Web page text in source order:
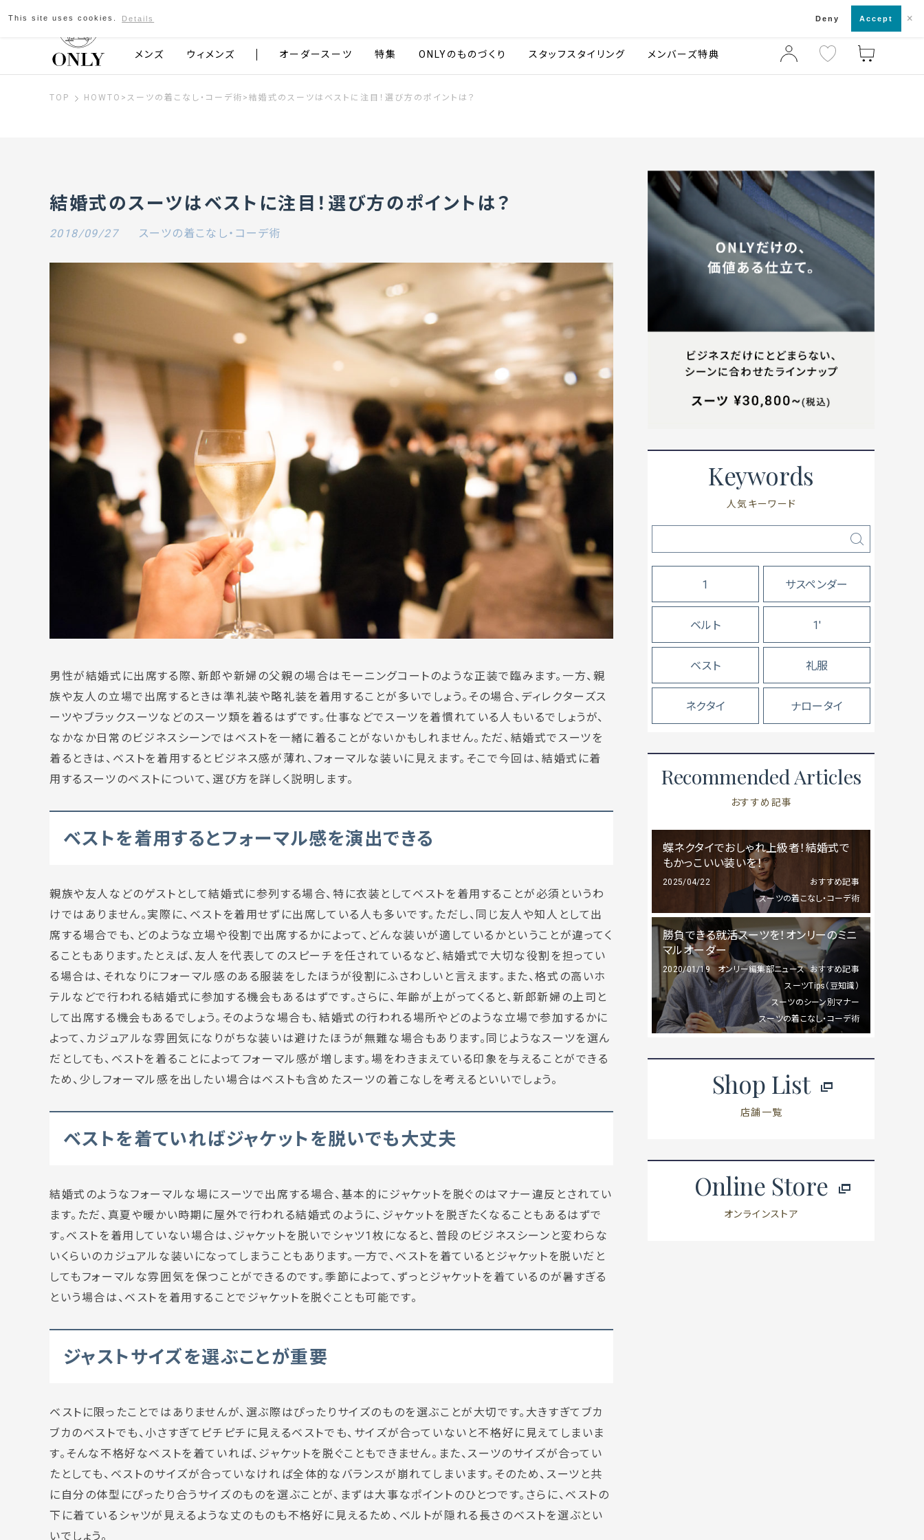
京都発のスーツブランド ONLY 店舗一覧・来店予約
メンズ ウィメンズ オーダースーツ 特集 ONLYのものづくり スタッフスタイリング メンバーズ特典
TOP HOWTO > スーツの着こなし・コーデ術 > 結婚式のスーツはベストに注目！選び方のポイントは？
結婚式のスーツはベストに注目！選び方のポイントは？
2018/09/27 スーツの着こなし・コーデ術
男性が結婚式に出席する際、新郎や新婦の父親の場合はモーニングコートのような正装で臨みます。一方、親
族や友人の立場で出席するときは準礼装や略礼装を着用することが多いでしょう。その場合、ディレクターズス
ーツやブラックスーツなどのスーツ類を着るはずです。仕事などでスーツを着慣れている人もいるでしょうが、
なかなか日常のビジネスシーンではベストを一緒に着ることがないかもしれません。ただ、結婚式でスーツを
着るときは、ベストを着用するとビジネス感が薄れ、フォーマルな装いに見えます。そこで今回は、結婚式に着
用するスーツのベストについて、選び方を詳しく説明します。
ベストを着用するとフォーマル感を演出できる
親族や友人などのゲストとして結婚式に参列する場合、特に衣装としてベストを着用することが必須というわ
けではありません。実際に、ベストを着用せずに出席している人も多いです。ただし、同じ友人や知人として出
席する場合でも、どのような立場や役割で出席するかによって、どんな装いが適しているかということが違ってく
ることもあります。たとえば、友人を代表してのスピーチを任されているなど、結婚式で大切な役割を担ってい
る場合は、それなりにフォーマル感のある服装をしたほうが役割にふさわしいと言えます。また、格式の高いホ
テルなどで行われる結婚式に参加する機会もあるはずです。さらに、年齢が上がってくると、新郎新婦の上司と
して出席する機会もあるでしょう。そのような場合も、結婚式の行われる場所やどのような立場で参加するかに
よって、カジュアルな雰囲気になりがちな装いは避けたほうが無難な場合もあります。同じようなスーツを選ん
だとしても、ベストを着ることによってフォーマル感が増します。場をわきまえている印象を与えることができる
ため、少しフォーマル感を出したい場合はベストも含めたスーツの着こなしを考えるといいでしょう。
ベストを着ていればジャケットを脱いでも大丈夫
結婚式のようなフォーマルな場にスーツで出席する場合、基本的にジャケットを脱ぐのはマナー違反とされてい
ます。ただ、真夏や暖かい時期に屋外で行われる結婚式のように、ジャケットを脱ぎたくなることもあるはずで
す。ベストを着用していない場合は、ジャケットを脱いでシャツ1枚になると、普段のビジネスシーンと変わらな
いくらいのカジュアルな装いになってしまうこともあります。一方で、ベストを着ているとジャケットを脱いだと
してもフォーマルな雰囲気を保つことができるのです。季節によって、ずっとジャケットを着ているのが暑すぎる
という場合は、ベストを着用することでジャケットを脱ぐことも可能です。
ジャストサイズを選ぶことが重要
ベストに限ったことではありませんが、選ぶ際はぴったりサイズのものを選ぶことが大切です。大きすぎてブカ
ブカのベストでも、小さすぎてピチピチに見えるベストでも、サイズが合っていないと不格好に見えてしまいま
す。そんな不格好なベストを着ていれば、ジャケットを脱ぐこともできません。また、スーツのサイズが合ってい
たとしても、ベストのサイズが合っていなければ全体的なバランスが崩れてしまいます。そのため、スーツと共
に自分の体型にぴったり合うサイズのものを選ぶことが、まずは大事なポイントのひとつです。さらに、ベストの
下に着ているシャツが見えるような丈のものも不格好に見えるため、ベルトが隠れる長さのベストを選ぶとい
いでしょう。
Keywords
人気キーワード
1 サスペンダー
ベルト 1'
ベスト 礼服
ネクタイ ナロータイ
Recommended Articles
おすすめ記事
蝶ネクタイでおしゃれ上級者！結婚式で
もかっこいい装いを！
2025/04/22
おすすめ記事
スーツの着こなし・コーデ術
勝負できる就活スーツを！オンリーのミニ
マルオーダー
2020/01/19 おすすめ記事
オンリー編集部ニュース
スーツTips（豆知識）
スーツのシーン別マナー
スーツの着こなし・コーデ術
Shop List
店舗一覧
Online Store
オンラインストア
This site uses cookies. Details Deny Accept ×